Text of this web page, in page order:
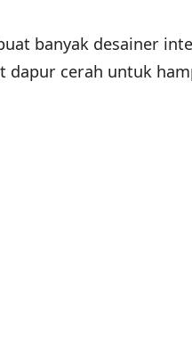
banyak desainer
dapur cerah untuk